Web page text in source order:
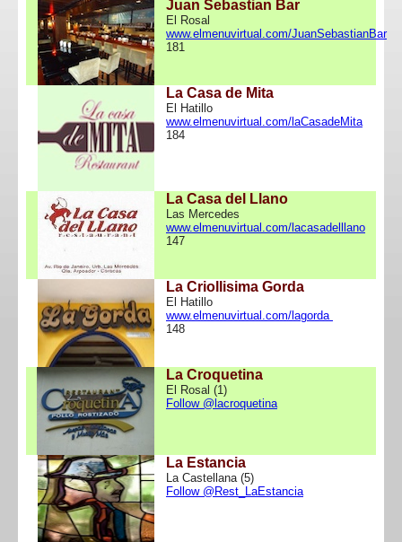
Juan Sebastian Bar
El Rosal
www.elmenuvirtual.com/JuanSebastianBar
181
La Casa de Mita
El Hatillo
www.elmenuvirtual.com/laCasadeMita
184
La Casa del Llano
Las Mercedes
www.elmenuvirtual.com/lacasadelllano
147
La Criollisima Gorda
El Hatillo
www.elmenuvirtual.com/lagorda
148
La Croquetina
El Rosal (1)
Follow @lacroquetina
La Estancia
La Castellana (5)
Follow @Rest_LaEstancia